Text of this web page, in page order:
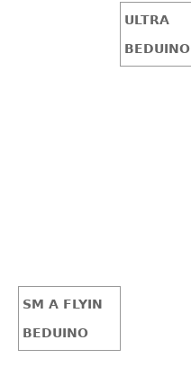
ULTRA
BEDUINO
SM A FLYIN
BEDUINO